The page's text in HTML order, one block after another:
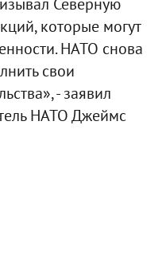
которые могут
НАТО снова
свои
- заявил
НАТО Джеймс